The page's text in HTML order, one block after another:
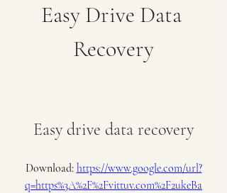
Easy Drive Data
Recovery
Easy drive data recovery
Download: https://www.google.com/url?
q=https%3A%2F%2Fvittuv.com%2F2ukeBa